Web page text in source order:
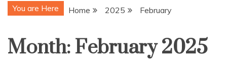
You are Here Home 2025 February
Month: February 2025